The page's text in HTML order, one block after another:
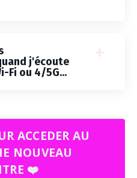
j'écoute
Fi ou 4/5G...
ACCEDER AU
NOUVEAU
❤️